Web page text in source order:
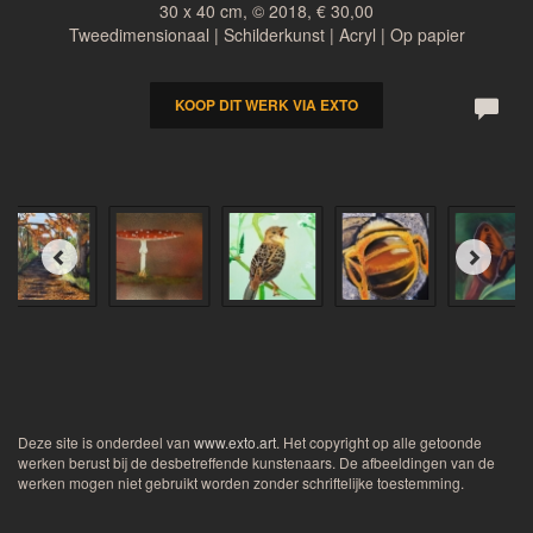
30 x 40 cm, © 2018, € 30,00
Tweedimensionaal | Schilderkunst | Acryl | Op papier
KOOP DIT WERK VIA EXTO
Deze site is onderdeel van www.exto.art. Het copyright op alle getoonde
werken berust bij de desbetreffende kunstenaars. De afbeeldingen van de
werken mogen niet gebruikt worden zonder schriftelijke toestemming.